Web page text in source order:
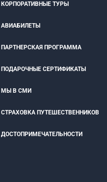
КОРПОРАТИВНЫЕ ТУРЫ
АВИАБИЛЕТЫ
ПАРТНЕРСКАЯ ПРОГРАММА
ПОДАРОЧНЫЕ СЕРТИФИКАТЫ
МЫ В СМИ
СТРАХОВКА ПУТЕШЕСТВЕННИКОВ
ДОСТОПРИМЕЧАТЕЛЬНОСТИ